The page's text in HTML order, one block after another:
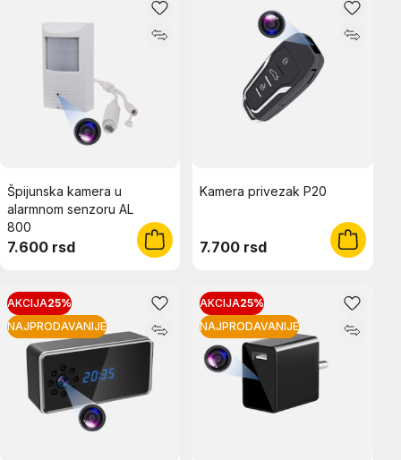
Špijunska kamera u
alarmnom senzoru AL
800
7.600 rsd
Kamera privezak P20
7.700 rsd
AKCIJA25%
NAJPRODAVANIJE
AKCIJA25%
NAJPRODAVANIJE